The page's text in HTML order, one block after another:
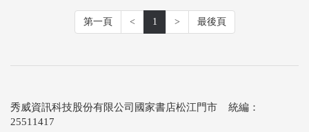
第一頁 < 1 > 最後頁
秀威資訊科技股份有限公司國家書店松江門市 統編：
25511417